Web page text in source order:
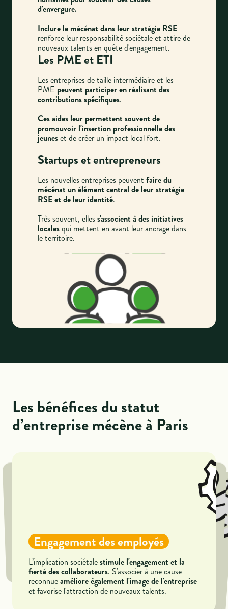
d'envergure.
Inclure le mécénat dans leur stratégie RSE
renforce leur responsabilité sociétale et attire de
nouveaux talents en quête d'engagement.
Les PME et ETI
Les entreprises de taille intermédiaire et les
PME peuvent participer en réalisant des
contributions spécifiques.
Ces aides leur permettent souvent de
promouvoir l'insertion professionnelle des
jeuneset de créer un impact local fort.
Startups et entrepreneurs
Les nouvelles entreprises peuvent faire du
mécénat un élément central de leur stratégie
RSE et de leur identité.
Très souvent, elles s'associent à des initiatives
localesqui mettent en avant leur ancrage dans
le territoire.
Les bénéfices du statut
d’entreprise mécène à Paris
marque
S’associer à une cause d’utilité publiquerenforce la
réputation et l’attractivitéde l’entreprise.
Engagement des employés
L’implication sociétalestimule l'engagement et la
fierté des collaborateurs. S'associer à une cause
reconnueaméliore également l'image de l'entreprise
et favorise l'attraction de nouveaux talents.
Avantages fiscaux pour les
mécènes
Le mécénat offre desréductions d'impôt pouvant
atteindre 60% des dons effectués, sous certaines
conditions légales.
Réseautage et nouvelles
opportunités
S’engager comme mécènefavorise le tissage de liens